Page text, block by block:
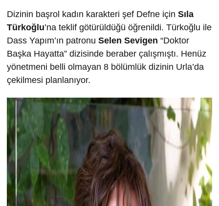
Dizinin başrol kadın karakteri şef Defne için Sıla
Türkoğlu’na teklif götürüldüğü öğrenildi. Türkoğlu ile
Dass Yapım’ın patronu Selen Sevigen “Doktor
Başka Hayatta” dizisinde beraber çalışmıştı. Henüz
yönetmeni belli olmayan 8 bölümlük dizinin Urla’da
çekilmesi planlanıyor.